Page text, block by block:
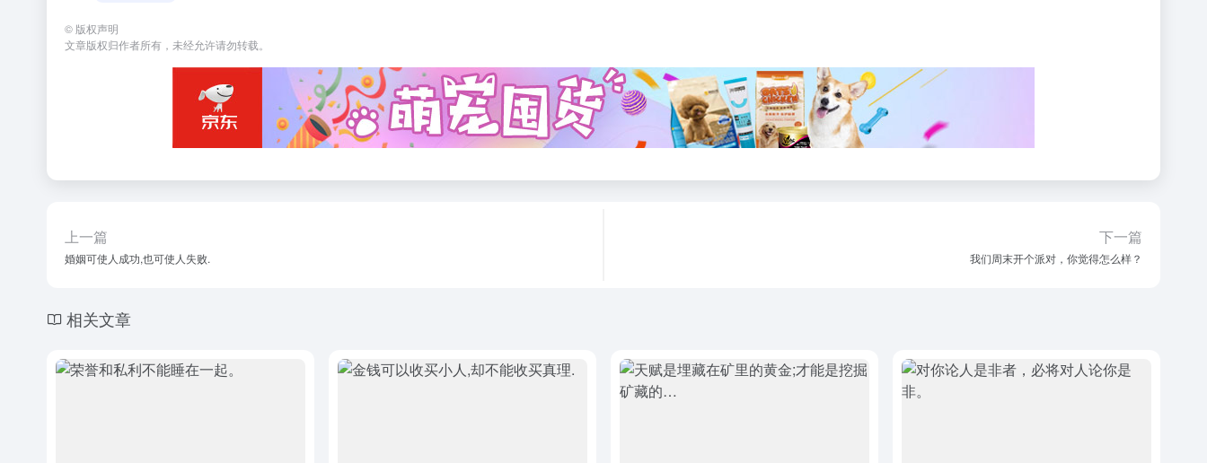
© 版权声明
文章版权归作者所有，未经允许请勿转载。
上一篇
婚姻可使人成功,也可使人失败.
下一篇
我们周末开个派对，你觉得怎么样？
相关文章